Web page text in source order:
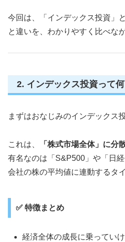
今回は、「インデックス投資」
と違いを、わかりやすく比べな
2. インデックス投資って何
まずはおなじみのインデックス投
これは、 「株式市場全体」に分
有名なのは「S&P500」や「日
会社の株の平均値に連動するタイ
✅ 特徴まとめ
経済全体の成長に乗ってい